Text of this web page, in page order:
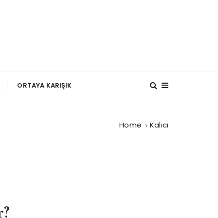
ORTAYA KARIŞIK
Home Kalıcı